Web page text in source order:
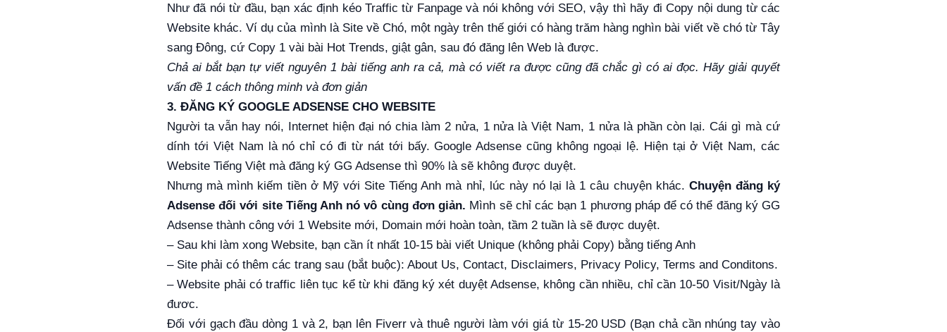
Như đã nói từ đầu, bạn xác định kéo Traffic từ Fanpage và nói không với SEO, vậy thì hãy đi Copy nội dung từ các
Website khác. Ví dụ của mình là Site về Chó, một ngày trên thế giới có hàng trăm hàng nghìn bài viết về chó từ Tây
sang Đông, cứ Copy 1 vài bài Hot Trends, giật gân, sau đó đăng lên Web là được.
Chả ai bắt bạn tự viết nguyên 1 bài tiếng anh ra cả, mà có viết ra được cũng đã chắc gì có ai đọc. Hãy giải quyết
vấn đề 1 cách thông minh và đơn giản
3. ĐĂNG KÝ GOOGLE ADSENSE CHO WEBSITE
Người ta vẫn hay nói, Internet hiện đại nó chia làm 2 nửa, 1 nửa là Việt Nam, 1 nửa là phần còn lại. Cái gì mà cứ
dính tới Việt Nam là nó chỉ có đi từ nát tới bấy. Google Adsense cũng không ngoại lệ. Hiện tại ở Việt Nam, các
Website Tiếng Việt mà đăng ký GG Adsense thì 90% là sẽ không được duyệt.
Nhưng mà mình kiếm tiền ở Mỹ với Site Tiếng Anh mà nhỉ, lúc này nó lại là 1 câu chuyện khác. Chuyện đăng ký
Adsense đối với site Tiếng Anh nó vô cùng đơn giản. Mình sẽ chỉ các bạn 1 phương pháp để có thể đăng ký GG
Adsense thành công với 1 Website mới, Domain mới hoàn toàn, tầm 2 tuần là sẽ được duyệt.
– Sau khi làm xong Website, bạn cần ít nhất 10-15 bài viết Unique (không phải Copy) bằng tiếng Anh
– Site phải có thêm các trang sau (bắt buộc): About Us, Contact, Disclaimers, Privacy Policy, Terms and Conditons.
– Website phải có traffic liên tục kể từ khi đăng ký xét duyệt Adsense, không cần nhiều, chỉ cần 10-50 Visit/Ngày là
đươc.
Đối với gạch đầu dòng 1 và 2, bạn lên Fiverr và thuê người làm với giá từ 15-20 USD (Bạn chả cần nhúng tay vào